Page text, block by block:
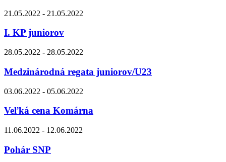
21.05.2022 - 21.05.2022
I. KP juniorov
28.05.2022 - 28.05.2022
Medzinárodná regata juniorov/U23
03.06.2022 - 05.06.2022
Veľká cena Komárna
11.06.2022 - 12.06.2022
Pohár SNP